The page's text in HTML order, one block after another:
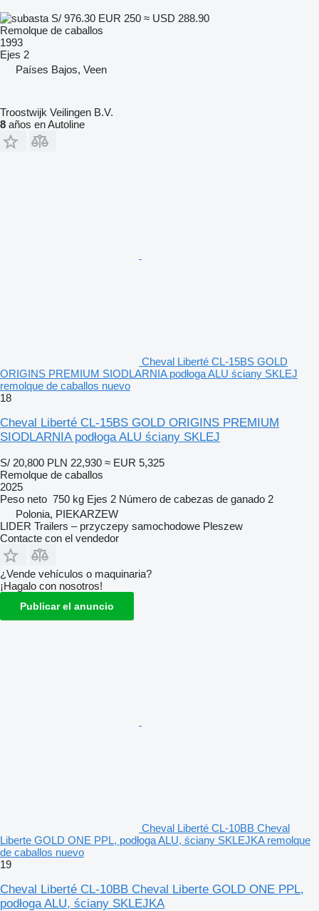
S/ 976.30 EUR 250 ≈ USD 288.90
Remolque de caballos
1993
Ejes 2
Países Bajos, Veen
Troostwijk Veilingen B.V.
8 años en Autoline
Cheval Liberté CL-15BS GOLD
ORIGINS PREMIUM SIODLARNIA podłoga ALU ściany SKLEJ
remolque de caballos nuevo
18
Cheval Liberté CL-15BS GOLD ORIGINS PREMIUM
SIODLARNIA podłoga ALU ściany SKLEJ
S/ 20,800 PLN 22,930 ≈ EUR 5,325
Remolque de caballos
2025
Peso neto 750 kg Ejes 2 Número de cabezas de ganado 2
Polonia, PIEKARZEW
LIDER Trailers – przyczepy samochodowe Pleszew
Contacte con el vendedor
¿Vende vehículos o maquinaria?
¡Hagalo con nosotros!
Publicar el anuncio
Cheval Liberté CL-10BB Cheval
Liberte GOLD ONE PPL, podłoga ALU, ściany SKLEJKA remolque
de caballos nuevo
19
Cheval Liberté CL-10BB Cheval Liberte GOLD ONE PPL,
podłoga ALU, ściany SKLEJKA